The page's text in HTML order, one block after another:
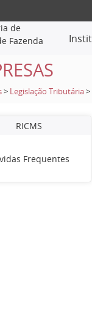
de
Fazenda
> Legislação Tributária >
RICMS
Frequentes